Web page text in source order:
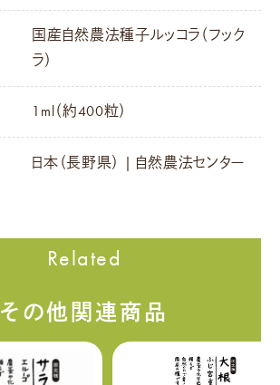
国産自然農法種子ルッコラ（フック
ラ）
1ml（約400粒）
日本（長野県） | 自然農法センター
Related
その他関連商品